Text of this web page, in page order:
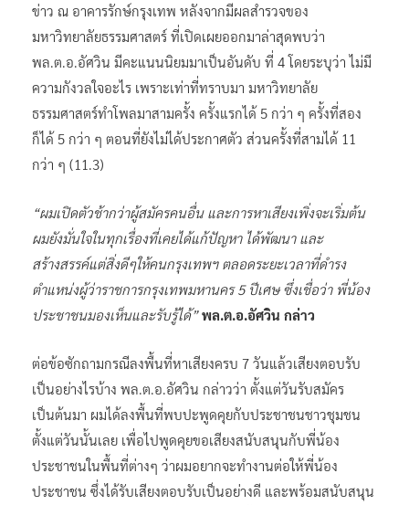
ข่าว ณ อาคารรักษ์กรุงเทพ หลังจากมีผลสำรวจของ
มหาวิทยาลัยธรรมศาสตร์ ที่เปิดเผยออกมาล่าสุดพบว่า
พล.ต.อ.อัศวิน มีคะแนนนิยมมาเป็นอันดับ ที่ 4 โดยระบุว่า ไม่มี
ความกังวลใจอะไร เพราะเท่าที่ทราบมา มหาวิทยาลัย
ธรรมศาสตร์ทำโพลมาสามครั้ง ครั้งแรกได้ 5 กว่า ๆ ครั้งที่สอง
ก็ได้ 5 กว่า ๆ ตอนที่ยังไม่ได้ประกาศตัว ส่วนครั้งที่สามได้ 11
กว่า ๆ (11.3)
“ผมเปิดตัวช้ากว่าผู้สมัครคนอื่น และการหาเสียงเพิ่งจะเริ่มต้น
ผมยังมั่นใจในทุกเรื่องที่เคยได้แก้ปัญหา ได้พัฒนา และ
สร้างสรรค์แต่สิ่งดีๆให้คนกรุงเทพฯ ตลอดระยะเวลาที่ดำรง
ตำแหน่งผู้ว่าราชการกรุงเทพมหานคร 5 ปีเศษ ซึ่งเชื่อว่า พี่น้อง
ประชาชนมองเห็นและรับรู้ได้”พล.ต.อ.อัศวิน กล่าว
ต่อข้อซักถามกรณีลงพื้นที่หาเสียงครบ 7 วันแล้วเสียงตอบรับ
เป็นอย่างไรบ้าง พล.ต.อ.อัศวิน กล่าวว่า ตั้งแต่วันรับสมัคร
เป็นต้นมา ผมได้ลงพื้นที่พบปะพูดคุยกับประชาชนชาวชุมชน
ตั้งแต่วันนั้นเลย เพื่อไปพูดคุยขอเสียงสนับสนุนกับพี่น้อง
ประชาชนในพื้นที่ต่างๆ ว่าผมอยากจะทำงานต่อให้พี่น้อง
ประชาชน ซึ่งได้รับเสียงตอบรับเป็นอย่างดี และพร้อมสนับสนุน